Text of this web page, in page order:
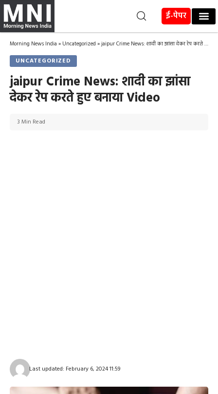
ई-पेपर
Morning News India » Uncategorized »jaipur Crime News: शादी का झांसा देकर रेप करते हुए बनाया Video
UNCATEGORIZED
jaipur Crime News: शादी का झांसा
देकर रेप करते हुए बनाया Video
Last updated: February 6, 2024 11:59
3 Min Read